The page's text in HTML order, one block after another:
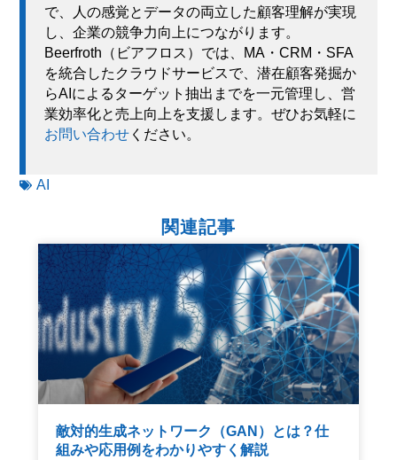
で、人の感覚とデータの両立した顧客理解が実現
し、企業の競争力向上につながります。
Beerfroth（ビアフロス）では、MA・CRM・SFA
を統合したクラウドサービスで、潜在顧客発掘か
らAIによるターゲット抽出までを一元管理し、営
業効率化と売上向上を支援します。ぜひお気軽に
お問い合わせください。
AI
関連記事
敵対的生成ネットワーク（GAN）とは？仕
組みや応用例をわかりやすく解説